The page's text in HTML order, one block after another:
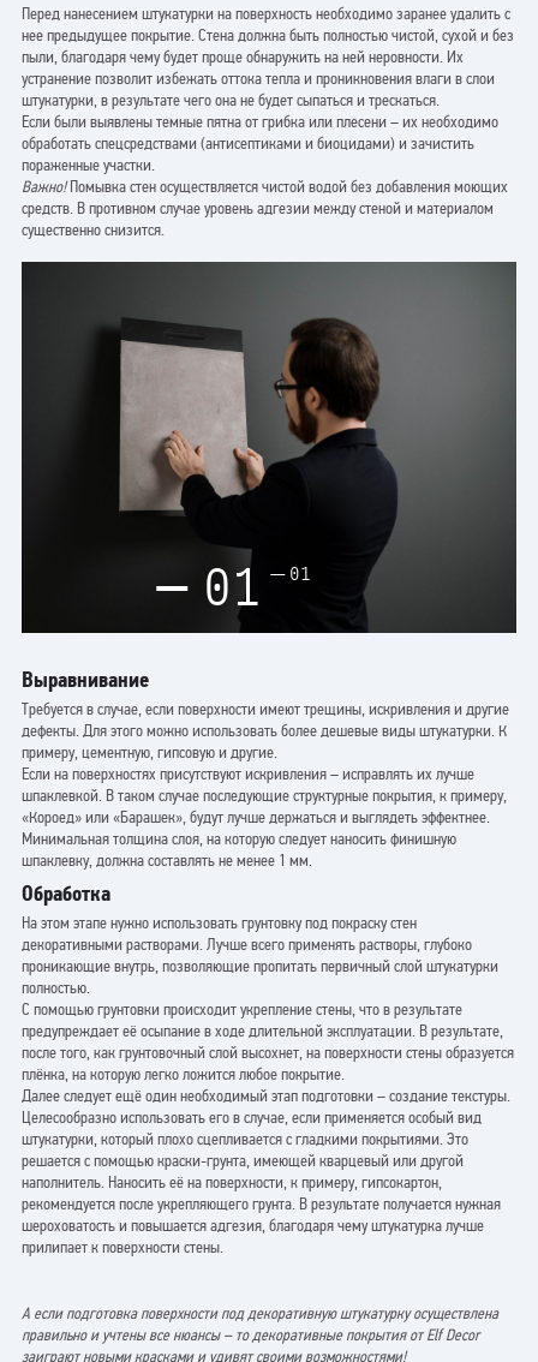
Перед нанесением штукатурки на поверхность необходимо заранее удалить с
нее предыдущее покрытие. Стена должна быть полностью чистой, сухой и без
пыли, благодаря чему будет проще обнаружить на ней неровности. Их
устранение позволит избежать оттока тепла и проникновения влаги в слои
штукатурки, в результате чего она не будет сыпаться и трескаться.
Если были выявлены темные пятна от грибка или плесени – их необходимо
обработать спецсредствами (антисептиками и биоцидами) и зачистить
пораженные участки.
Важно!Помывка стен осуществляется чистой водой без добавления моющих
средств. В противном случае уровень адгезии между стеной и материалом
существенно снизится.
01 01
Выравнивание
Требуется в случае, если поверхности имеют трещины, искривления и другие
дефекты. Для этого можно использовать более дешевые виды штукатурки. К
примеру, цементную, гипсовую и другие.
Если на поверхностях присутствуют искривления – исправлять их лучше
шпаклевкой. В таком случае последующие структурные покрытия, к примеру,
«Короед» или «Барашек», будут лучше держаться и выглядеть эффектнее.
Минимальная толщина слоя, на которую следует наносить финишную
шпаклевку, должна составлять не менее 1 мм.
Обработка
На этом этапе нужно использовать грунтовку под покраску стен
декоративными растворами. Лучше всего применять растворы, глубоко
проникающие внутрь, позволяющие пропитать первичный слой штукатурки
полностью.
С помощью грунтовки происходит укрепление стены, что в результате
предупреждает её осыпание в ходе длительной эксплуатации. В результате,
после того, как грунтовочный слой высохнет, на поверхности стены образуется
плёнка, на которую легко ложится любое покрытие.
Далее следует ещё один необходимый этап подготовки – создание текстуры.
Целесообразно использовать его в случае, если применяется особый вид
штукатурки, который плохо сцепливается с гладкими покрытиями. Это
решается с помощью краски-грунта, имеющей кварцевый или другой
наполнитель. Наносить её на поверхности, к примеру, гипсокартон,
рекомендуется после укрепляющего грунта. В результате получается нужная
шероховатость и повышается адгезия, благодаря чему штукатурка лучше
прилипает к поверхности стены.
А если подготовка поверхности под декоративную штукатурку осуществлена
правильно и учтены все нюансы – то декоративные покрытия от Elf Decor
заиграют новыми красками и удивят своими возможностями!